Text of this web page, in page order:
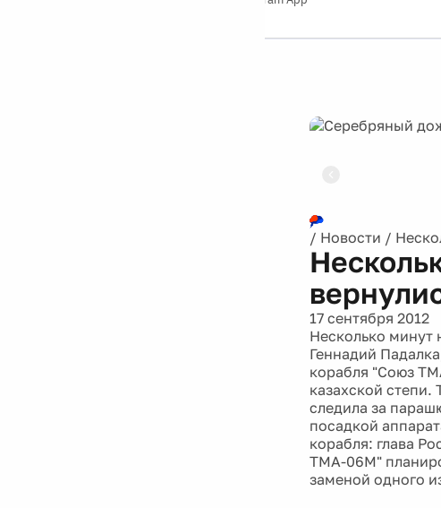
/ Новости /
17 сентября 2012
Несколько минут
Геннадий
корабля "Союз
казахской
следила за
посадкой
корабля: глава
ТМА-06М"
заменой одного